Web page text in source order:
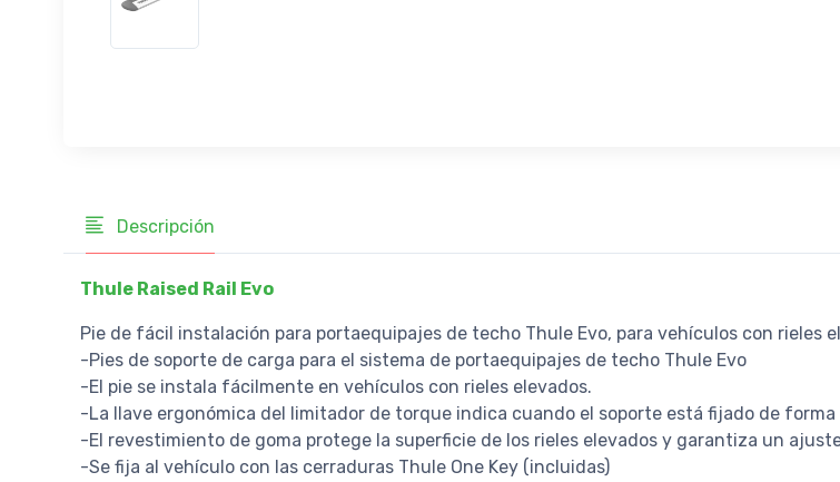
Descripción
Thule Raised Rail Evo
Pie de fácil instalación para portaequipajes de techo Thule Evo, para vehículos con rieles
-Pies de soporte de carga para el sistema de portaequipajes de techo Thule Evo
-El pie se instala fácilmente en vehículos con rieles elevados.
-La llave ergonómica del limitador de torque indica cuando el soporte está fijado de
-El revestimiento de goma protege la superficie de los rieles elevados y garantiza un
-Se fija al vehículo con las cerraduras Thule One Key (incluidas)